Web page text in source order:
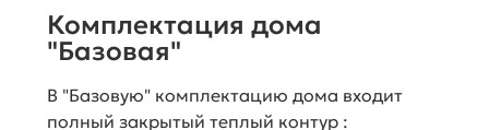
Комплектация дома
"Базовая"
В "Базовую" комплектацию дома входит
полный закрытый теплый контур :
Комплектация дома "Базовая + фасад"
включает в себя полный закрытый теплый
контур + отделка фасада:
Комплектация дома "Наружные
Комплектация дома "White Box" включает в
себя полный закрытый теплый контур +